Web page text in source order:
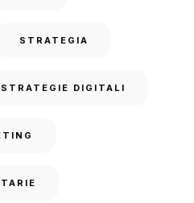
STRATEGIA
STRATEGIE DIGITALI